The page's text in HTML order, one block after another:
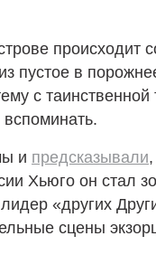
происходит
пустое в
с
вспоминать.
и предсказывали
Хьюго он стал
«других
сцены